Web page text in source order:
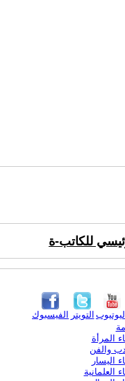
للكاتب-ة
الفيسبوك التويتر
المرأة
والفن
اليسار
العلمانية